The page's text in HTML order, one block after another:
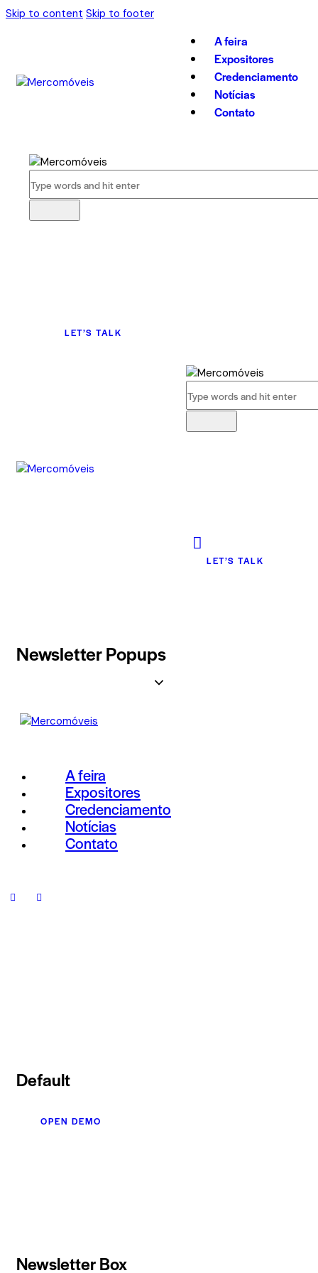
Skip to content Skip to footer
A feira
Expositores
Credenciamento
Notícias
Contato
LET’S TALK
LET’S TALK
Newsletter Popups
A feira
Expositores
Credenciamento
Notícias
Contato
Default
OPEN DEMO
Newsletter Box